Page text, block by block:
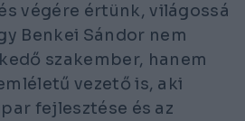
végére értünk, világossá
Benkei Sándor nem
szakember, hanem
vezető is, aki
fejlesztése és az